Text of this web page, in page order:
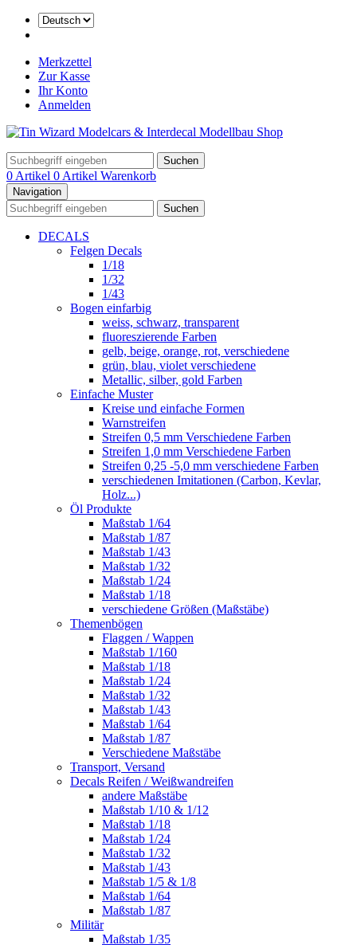
Merkzettel
Zur Kasse
Ihr Konto
Anmelden
Suchen
0 Artikel 0 Artikel Warenkorb
Navigation
Suchen
DECALS
Felgen Decals
1/18
1/32
1/43
Bogen einfarbig
weiss, schwarz, transparent
fluoreszierende Farben
gelb, beige, orange, rot, verschiedene
grün, blau, violet verschiedene
Metallic, silber, gold Farben
Einfache Muster
Kreise und einfache Formen
Warnstreifen
Streifen 0,5 mm Verschiedene Farben
Streifen 1,0 mm Verschiedene Farben
Streifen 0,25 -5,0 mm verschiedene Farben
verschiedenen Imitationen (Carbon, Kevlar,
Holz...)
Öl Produkte
Maßstab 1/64
Maßstab 1/87
Maßstab 1/43
Maßstab 1/32
Maßstab 1/24
Maßstab 1/18
verschiedene Größen (Maßstäbe)
Themenbögen
Flaggen / Wappen
Maßstab 1/160
Maßstab 1/18
Maßstab 1/24
Maßstab 1/32
Maßstab 1/43
Maßstab 1/64
Maßstab 1/87
Verschiedene Maßstäbe
Transport, Versand
Decals Reifen / Weißwandreifen
andere Maßstäbe
Maßstab 1/10 & 1/12
Maßstab 1/18
Maßstab 1/24
Maßstab 1/32
Maßstab 1/43
Maßstab 1/5 & 1/8
Maßstab 1/64
Maßstab 1/87
Militär
Maßstab 1/35